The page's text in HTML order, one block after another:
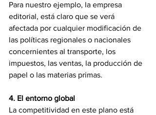
Para nuestro ejemplo, la empresa
editorial, está claro que se verá
afectada por cualquier modificación de
las políticas regionales o nacionales
concernientes al transporte, los
impuestos, las ventas, la producción de
papel o las materias primas.
4. El entorno global
La competitividad en este plano está